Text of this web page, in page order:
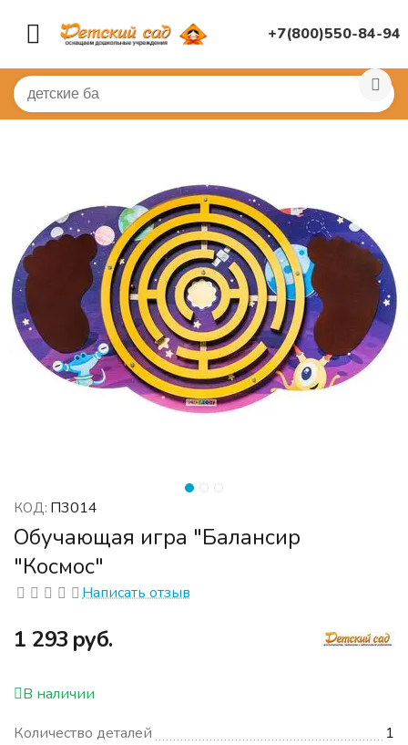
+7(800)550-84-94
Главная / СПОРТИВНЫЙ ЗАЛ
КОД: П3014
Обучающая игра "Балансир
"Космос"
Написать отзыв
‍1 293‍ руб.
В наличии
Количество деталей
1